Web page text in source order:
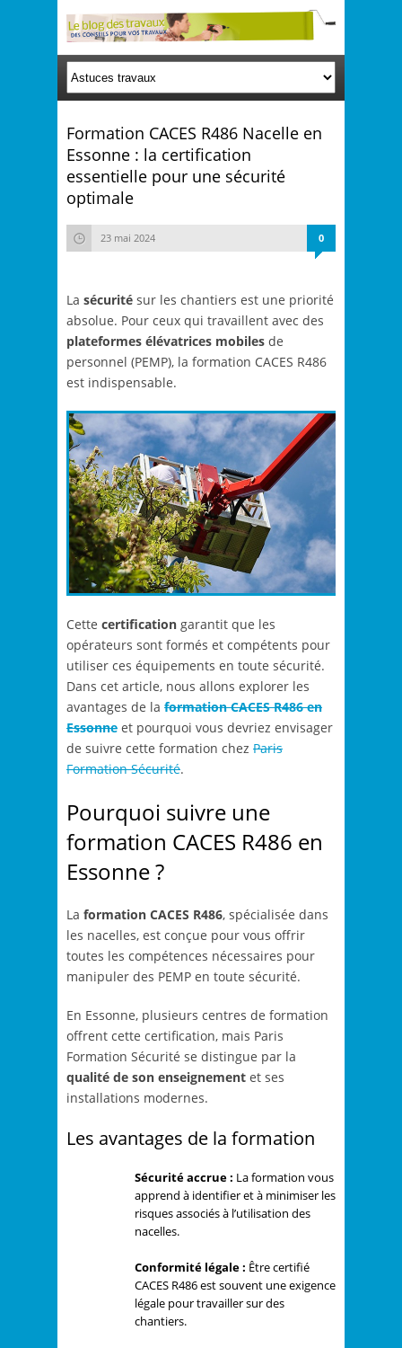
Formation CACES R486 Nacelle en
Essonne : la certification
essentielle pour une sécurité
optimale
23 mai 2024 0
La sécurité sur les chantiers est une priorité
absolue. Pour ceux qui travaillent avec des
plateformes élévatrices mobiles de
personnel (PEMP), la formation CACES R486
est indispensable.
Cette certification garantit que les
opérateurs sont formés et compétents pour
utiliser ces équipements en toute sécurité.
Dans cet article, nous allons explorer les
avantages de la formation CACES R486 en
Essonne et pourquoi vous devriez envisager
de suivre cette formation chez Paris
Formation Sécurité.
Pourquoi suivre une
formation CACES R486 en
Essonne ?
La formation CACES R486, spécialisée dans
les nacelles, est conçue pour vous offrir
toutes les compétences nécessaires pour
manipuler des PEMP en toute sécurité.
En Essonne, plusieurs centres de formation
offrent cette certification, mais Paris
Formation Sécurité se distingue par la
qualité de son enseignement et ses
installations modernes.
Les avantages de la formation
Sécurité accrue : La formation vous
apprend à identifier et à minimiser les
risques associés à l’utilisation des
nacelles.
Conformité légale : Être certifié
CACES R486 est souvent une exigence
légale pour travailler sur des
chantiers.